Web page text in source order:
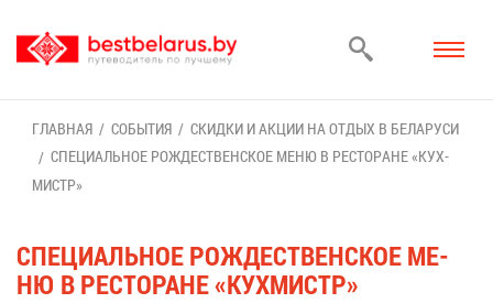
ГЛАВ­НАЯ СО­БЫ­ТИЯ
СКИД­КИ И АК­ЦИИ НА ОТ­ДЫХ В БЕ­ЛА­РУ­СИ
СПЕ­ЦИ­АЛЬ­НОЕ РОЖ­ДЕ­СТВЕН­СКОЕ МЕ­НЮ В РЕ­СТО­РАНЕ «КУХ­
МИСТР»
СПЕ­ЦИ­АЛЬ­НОЕ РОЖ­ДЕ­СТВЕН­СКОЕ МЕ­
НЮ В РЕ­СТО­РАНЕ «КУХ­МИСТР»